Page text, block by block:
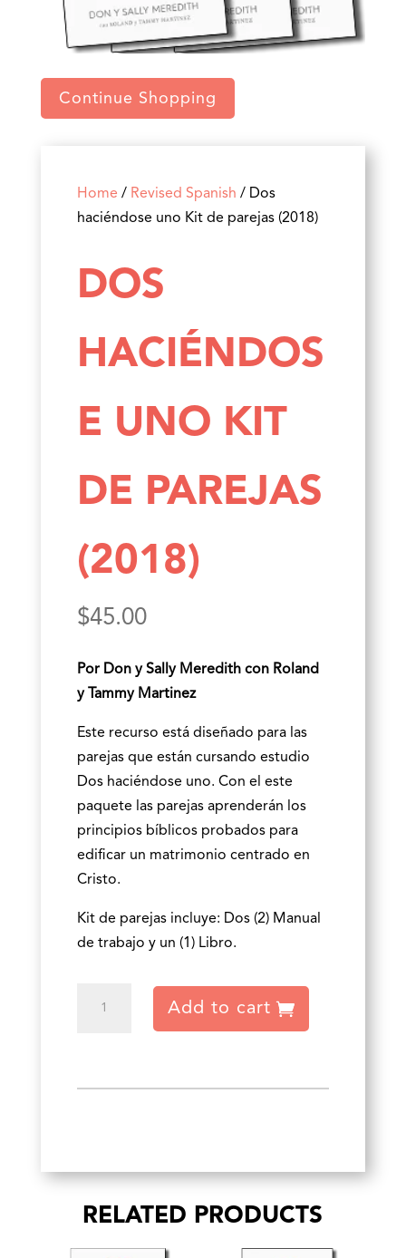
Continue Shopping
Home / Revised Spanish / Dos
haciéndose uno Kit de parejas (2018)
DOS
HACIÉNDOS
E UNO KIT
DE PAREJAS
(2018)
$45.00
Por Don y Sally Meredith con Roland
y Tammy Martinez
Este recurso está diseñado para las
parejas que están cursando estudio
Dos haciéndose uno. Con el este
paquete las parejas aprenderán los
principios bíblicos probados para
edificar un matrimonio centrado en
Cristo.
Kit de parejas incluye: Dos (2) Manual
de trabajo y un (1) Libro.
de
Add to cart
RELATED PRODUCTS